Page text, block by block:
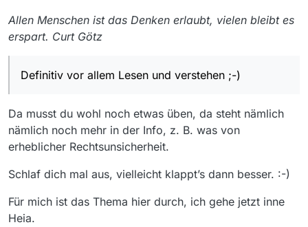
Allen Menschen ist das Denken erlaubt, vielen bleibt es
erspart. Curt Götz
Definitiv vor allem Lesen und verstehen ;-)
Da musst du wohl noch etwas üben, da steht nämlich
nämlich noch mehr in der Info, z. B. was von
erheblicher Rechtsunsicherheit.
Schlaf dich mal aus, vielleicht klappt’s dann besser. :-)
Für mich ist das Thema hier durch, ich gehe jetzt inne
Heia.